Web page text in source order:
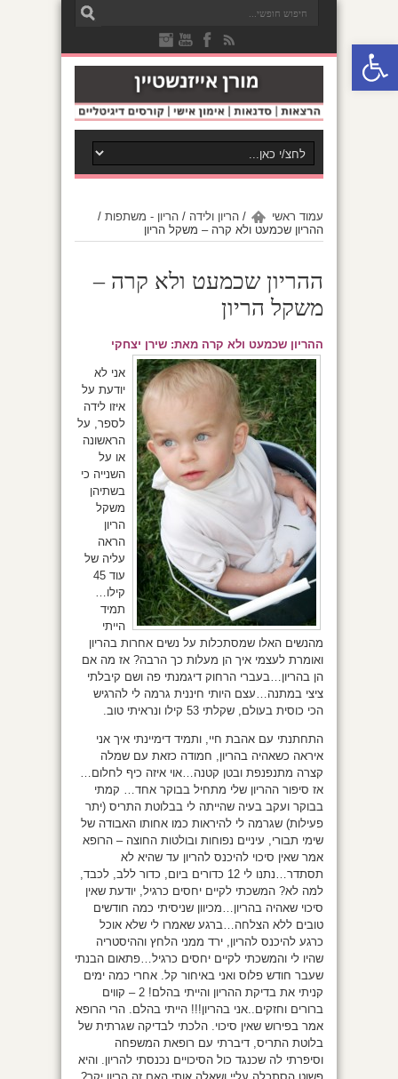
פתח סרגל נגישות
עמוד ראשי / הריון ולידה / הריון - משתפות /
ההריון שכמעט ולא קרה – משקל הריון
ההריון שכמעט ולא קרה –
משקל הריון
ההריון שכמעט ולא קרה מאת: שירן יצחקי
אני לא
יודעת על
איזו לידה
לספר, על
הראשונה
או על
השנייה כי
בשתיהן
משקל
הריון
הראה
עליה של
עוד 45
קילו…
תמיד
הייתי
מהנשים האלו שמסתכלות על נשים אחרות בהריון
ואומרת לעצמי איך הן מעלות כך הרבה? אז מה אם
הן בהריון…בעברי הרחוק דיגמנתי פה ושם קיבלתי
ציצי במתנה…עצם היותי חיננית גרמה לי להרגיש
הכי כוסית בעולם, שקלתי 53 קילו ונראיתי טוב.
התחתנתי עם אהבת חיי, ותמיד דימיינתי איך אני
איראה כשאהיה בהריון, חמודה כזאת עם שמלה
קצרה מתנפנפת ובטן קטנה…אוי איזה כיף לחלום…
אז סיפור ההריון שלי מתחיל בבוקר אחד… קמתי
בבוקר ועקב בעיה שהייתה לי בבלוטת התריס (יתר
פעילות) שגרמה לי להיראות כמו אחותו האבודה של
שימי תבורי, עיניים נפוחות ובולטות החוצה – הרופא
אמר שאין סיכוי להיכנס להריון עד שהיא לא
תסתדר…נתנו לי 12 כדורים ביום, כדור ללב, לכבד,
למה לא? המשכתי לקיים יחסים כרגיל, יודעת שאין
סיכוי שאהיה בהריון…מכיוון שניסיתי כמה חודשים
טובים ללא הצלחה…ברגע שאמרו לי שלא אוכל
כרגע להיכנס להריון, ירד ממני הלחץ וההיסטריה
שהיו לי והמשכתי לקיים יחסים כרגיל…פתאום הבנתי
שעבר חודש פלוס ואני באיחור קל. אחרי כמה ימים
קניתי את בדיקת ההריון והייתי בהלם! 2 – קווים
ברורים וחזקים..אני בהריון!!! הייתי בהלם. הרי הרופא
אמר בפירוש שאין סיכוי. הלכתי לבדיקה שגרתית של
בלוטת התריס, דיברתי עם רופאת המשפחה
וסיפרתי לה שכנגד כול הסיכויים נכנסתי להריון. והיא